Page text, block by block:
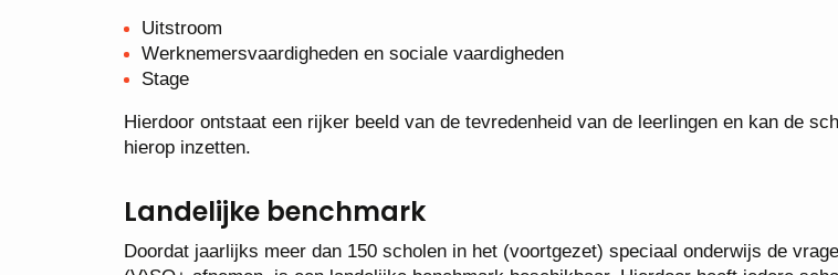
Uitstroom
Werknemersvaardigheden en sociale vaardigheden
Stage
Hierdoor ontstaat een rijker beeld van de tevredenheid van de leerlingen en kan de
hierop inzetten.
Landelijke benchmark
Doordat jaarlijks meer dan 150 scholen in het (voortgezet) speciaal onderwijs de